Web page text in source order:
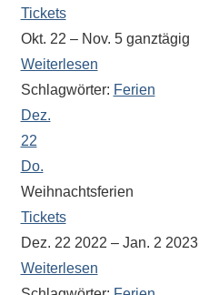
Tickets
Okt. 22 – Nov. 5 ganztägig
Weiterlesen
Schlagwörter: Ferien
Dez.
22
Do.
Weihnachtsferien
Tickets
Dez. 22 2022 – Jan. 2 2023
Weiterlesen